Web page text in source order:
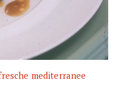
mediterranee